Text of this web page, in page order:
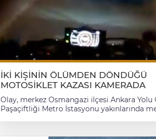
İKİ KİŞİNİN ÖLÜMDEN DÖNDÜĞÜ
MOTOSİKLET KAZASI KAMERADA
Olay, merkez Osmangazi ilçesi Ankara Yolu
Paşaçiftliği Metro İstasyonu yakınlarında
önünde ilerleyen otomobil de sinyal